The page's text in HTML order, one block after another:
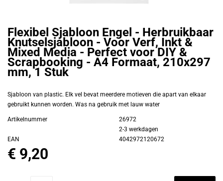
Flexibel Sjabloon Engel - Herbruikbaar
Knutselsjabloon - Voor Verf, Inkt &
Mixed Media - Perfect voor DIY &
Scrapbooking - A4 Formaat, 210x297
mm, 1 Stuk
Sjabloon van plastic. Elk vel bevat meerdere motieven die apart van elkaar
gebruikt kunnen worden. Was na gebruik met lauw water
Artikelnummer
26972
2-3 werkdagen
EAN
4042972120672
€ 9,20